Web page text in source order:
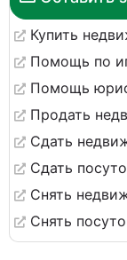
Купить
Помощь по
Помощь
Продать
Сдать
Сдать
Снять
Снять